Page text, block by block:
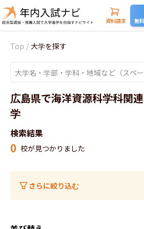
資料請求 無
Top / 大学を探す
広島県で海洋資源科学科関
学
検索結果
0 校が見つかりました
さらに絞り込む